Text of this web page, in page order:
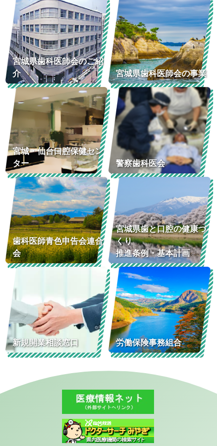
宮城県歯科医師会のご紹
介
宮城県歯科医師会の事業
宮城・仙台口腔保健セン
ター
警察歯科医会
歯科医師青色申告会連合
会
宮城県歯と口腔の健康づ
くり
推進条例・基本計画
新規開業相談窓口 労働保険事務組合